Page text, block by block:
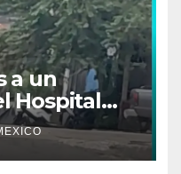
a un
Hospital